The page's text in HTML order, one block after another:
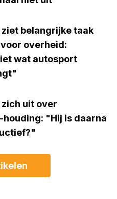
belangrijke taak
overheid:
wat autosport
uit over
houding: "Hij is daarna